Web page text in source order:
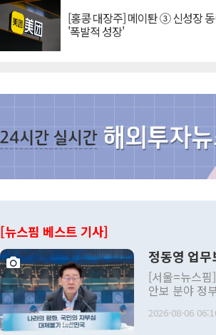
[홍콩 대장주] 메이퇀 ③ 신성장
'폭발적 성장'
[뉴스핌 베스트 기사]
정동영 업
[서울=뉴스핌
안보 분야 정
발언 중에는
2026-08-06